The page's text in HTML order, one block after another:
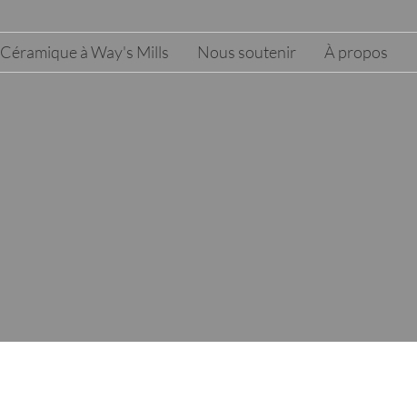
Céramique à Way's Mills Nous soutenir À propos